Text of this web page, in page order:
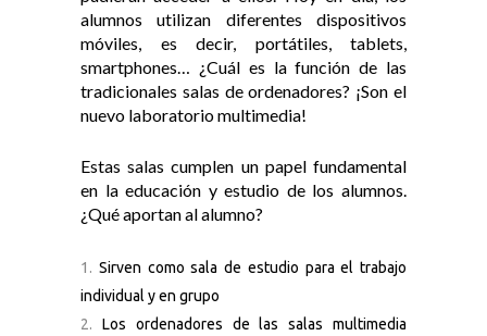
alumnos utilizan diferentes dispositivos
móviles, es decir, portátiles, tablets,
smartphones… ¿Cuál es la función de las
tradicionales salas de ordenadores? ¡Son el
nuevo laboratorio multimedia!
Estas salas cumplen un papel fundamental
en la educación y estudio de los alumnos.
¿Qué aportan al alumno?
Sirven como sala de estudio para el trabajo
individual y en grupo
Los ordenadores de las salas multimedia